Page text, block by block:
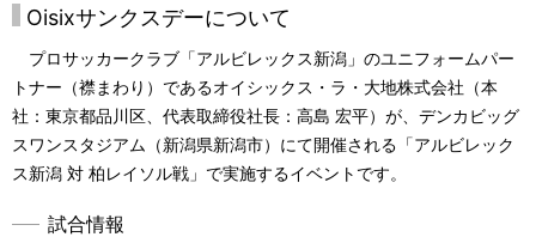
ゲ
ー
シ
ョ
Oisixサンクスデーについて
プロサッカークラブ「アルビレックス新潟」のユニフォームパー
トナー（襟まわり）であるオイシックス・ラ・大地株式会社（本
社：東京都品川区、代表取締役社長：高島 宏平）が、デンカビッグ
スワンスタジアム（新潟県新潟市）にて開催される「アルビレック
ス新潟 対 柏レイソル戦」で実施するイベントです。
試合情報